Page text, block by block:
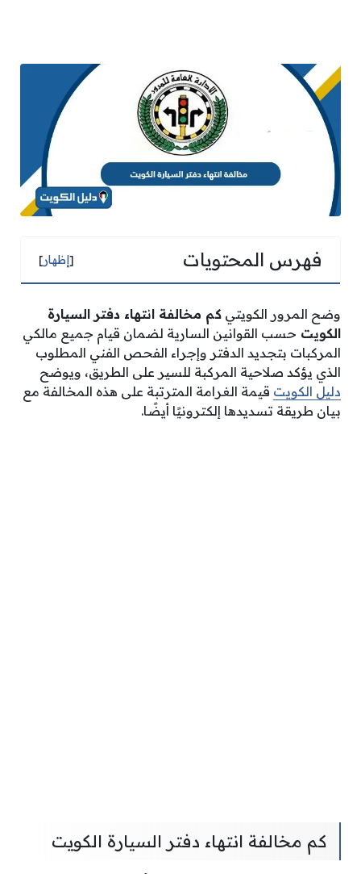
فهرس المحتويات [إظهار]
وضح المرور الكويتي كم مخالفة انتهاء دفتر السيارة
الكويت حسب القوانين السارية لضمان قيام جميع مالكي
المركبات بتجديد الدفتر وإجراء الفحص الفني المطلوب
الذي يؤكد صلاحية المركبة للسير على الطريق، ويوضح
دليل الكويت قيمة الغرامة المترتبة على هذه المخالفة مع
بيان طريقة تسديدها إلكترونيًا أيضًا.
كم مخالفة انتهاء دفتر السيارة الكويت